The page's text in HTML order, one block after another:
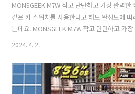
MONSGEEK M7W 작고 단단하고 가장 완벽한
같은 키 스위치를 사용한다고 해도 완성도에
는데요. MONSGEEK M7W 작고 단단하고 가
려고 합니다. 현재는 M3W를 쓰고 있고 이전에
련 기어를 전문적으로 설계하고 제조하는 회사
MONSGEEK는 혁신적이고 고품질의 제품으
다. 직접 써 봤을 때 가장 특징 되는 부분은 알
2024. 4. 2.